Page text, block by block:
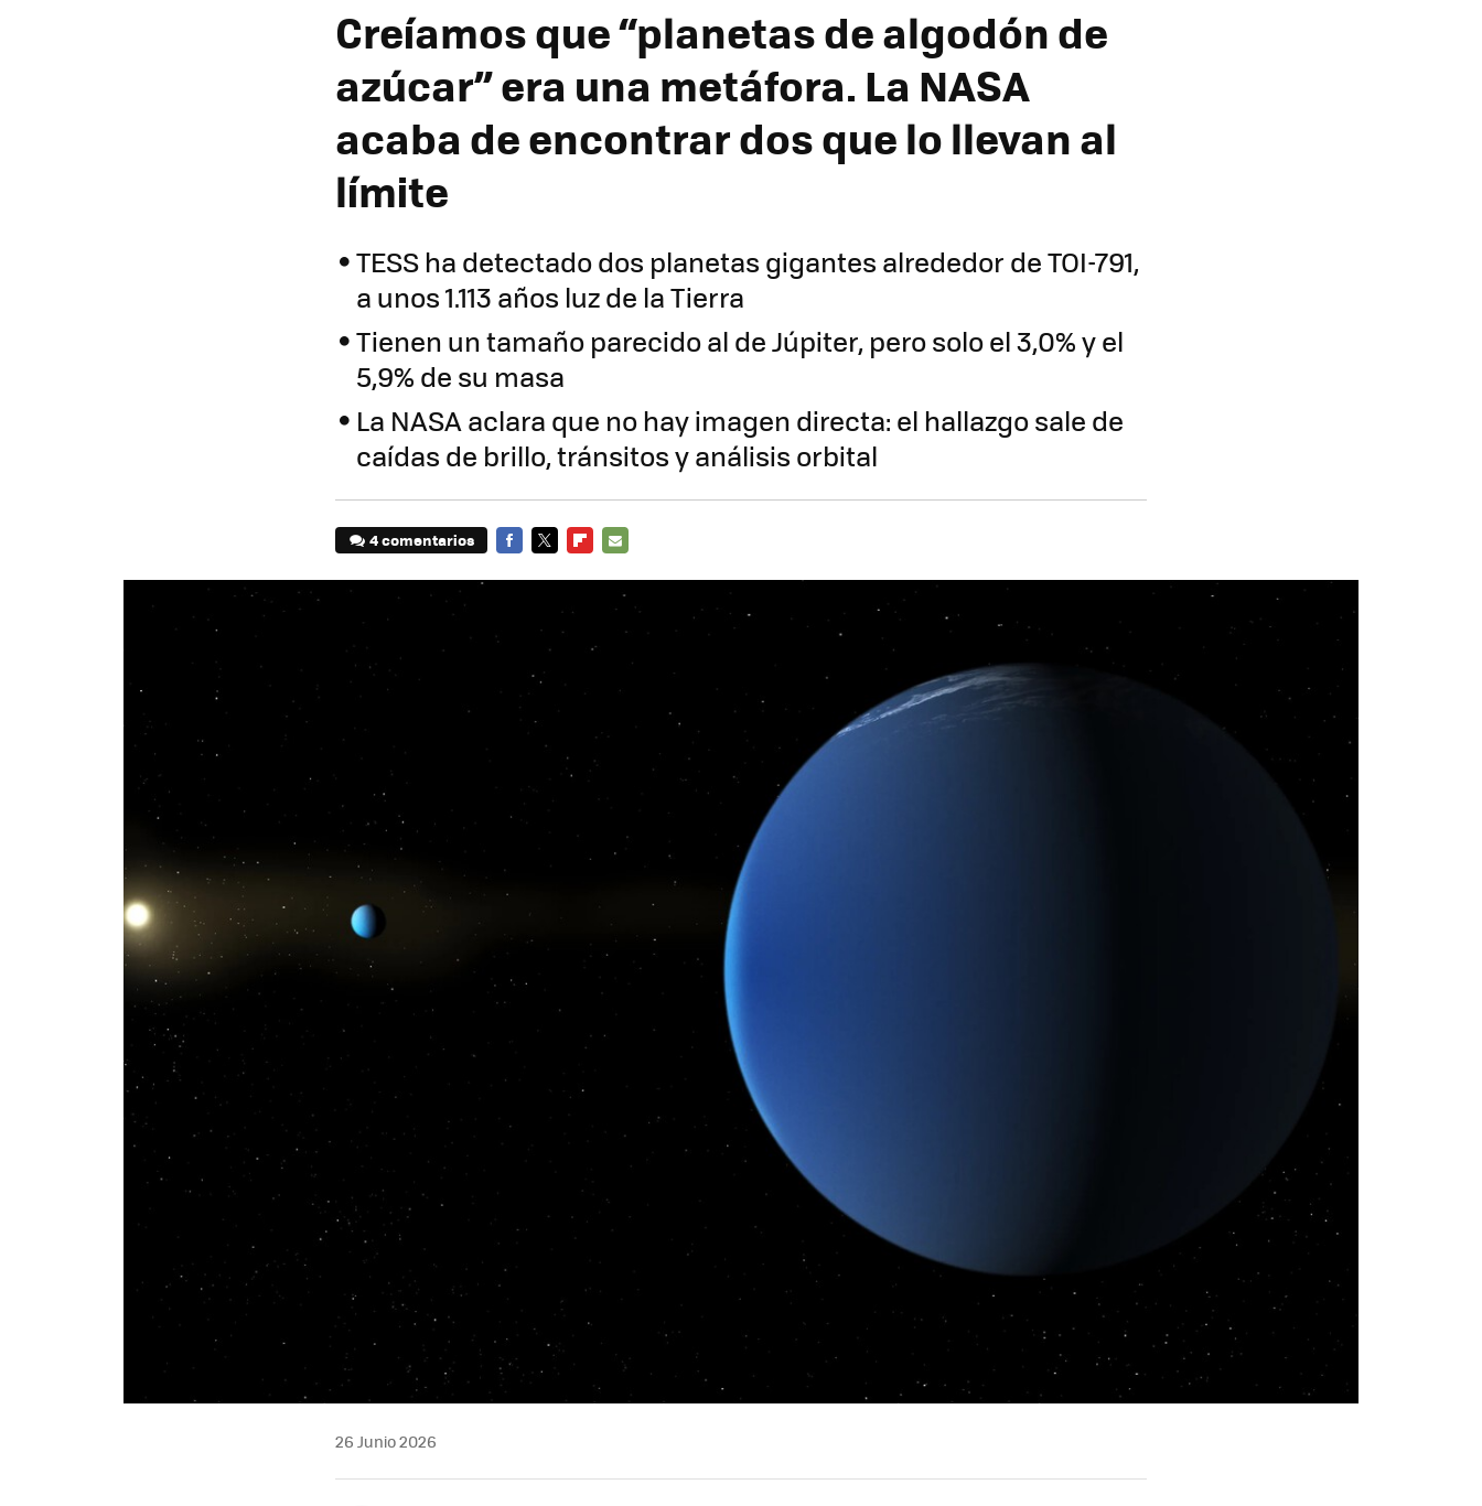
Creíamos que “planetas de algodón de
azúcar” era una metáfora. La NASA
acaba de encontrar dos que lo llevan al
límite
TESS ha detectado dos planetas gigantes alrededor de TOI-791,
a unos 1.113 años luz de la Tierra
Tienen un tamaño parecido al de Júpiter, pero solo el 3,0% y el
5,9% de su masa
La NASA aclara que no hay imagen directa: el hallazgo sale de
caídas de brillo, tránsitos y análisis orbital
4 comentarios
MAIL
26 Junio 2026